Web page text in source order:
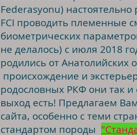
Federasyonu)
FCI проводить племенные
биометрических
не делалось) с июля 2018
родились от
происхождение и
родословных РКФ они так и
выход есть! Предлагаем
сайта, особенно с теми
стандартом породы